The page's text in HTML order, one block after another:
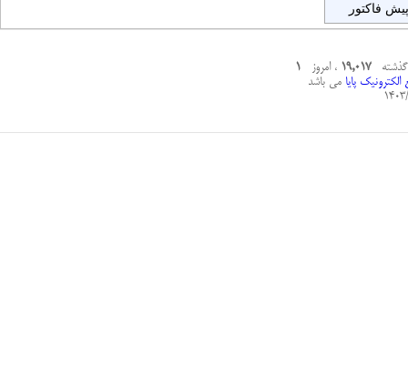
پیش فاکتور
گذشته19,017 ، امروز1
الکترونیک پایامی باشد